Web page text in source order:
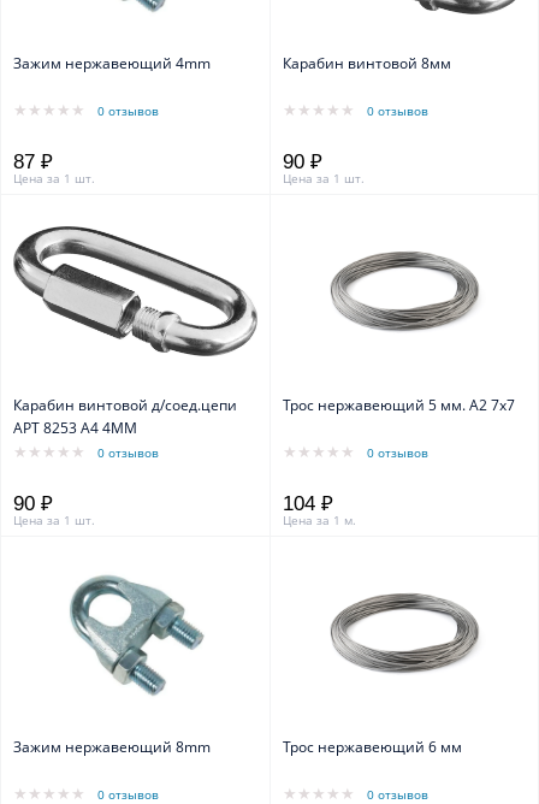
Зажим нержавеющий 4mm
0 отзывов
87 ₽
Цена за 1 шт.
Карабин винтовой 8мм
0 отзывов
90 ₽
Цена за 1 шт.
Карабин винтовой д/соед.цепи
АРТ 8253 А4 4ММ
0 отзывов
90 ₽
Цена за 1 шт.
Трос нержавеющий 5 мм. А2 7х7
0 отзывов
104 ₽
Цена за 1 м.
Зажим нержавеющий 8mm
0 отзывов
Трос нержавеющий 6 мм
0 отзывов